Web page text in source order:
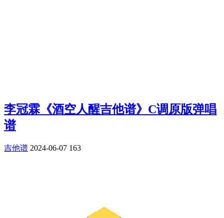
李冠霖《酒空人醒吉他谱》C调原版弹唱
谱
吉他谱 2024-06-07 163